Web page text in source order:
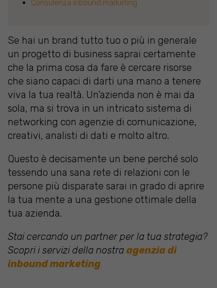
Consulenza inbound marketing
Se hai un brand tutto tuo o più in generale
un progetto di business saprai certamente
che la prima cosa da fare è cercare risorse
che siano capaci di darti una mano a tenere
viva la tua realtà. Un’azienda non è mai da
sola, ma si trova in un intricato sistema di
networking con agenzie di comunicazione,
creativi, analisti di dati e molto altro.
Questo è decisamente un bene perché solo
tessendo una sana rete di relazioni con le
persone più disparate sarai in grado di aprire
la tua mente a una gestione ottimale della
tua azienda.
Stai cercando un partner per la tua strategia?
Scopri i servizi della nostra agenzia di
inbound marketing